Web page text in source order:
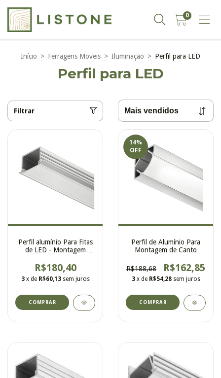
0
Início > Ferragens Moveis > Iluminação > Perfil para LED
Perfil para LED
Filtrar
Perfil alumínio Para Fitas
de LED - Montagem
R$180,40
3 x de R$60,13 sem juros
COMPRAR
14%
OFF
Perfil de Alumínio Para
Montagem de Canto
R$188,68 R$162,85
3 x de R$54,28 sem juros